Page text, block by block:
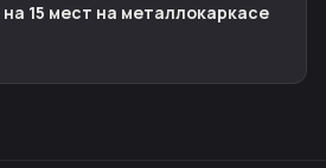
15 мест на металлокаркасе